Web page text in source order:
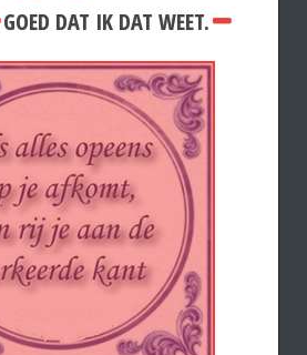
GOED DAT IK DAT WEET.